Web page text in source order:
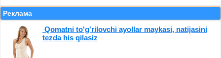
Реклама
Qomatni to'g'rilovchi ayollar maykasi, natijasini
tezda his qilasiz